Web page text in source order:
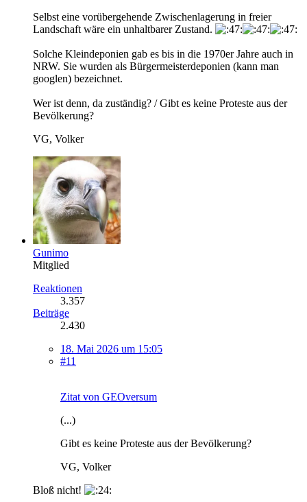
Selbst eine vorübergehende Zwischenlagerung in freier
Landschaft wäre ein unhaltbarer Zustand.
Solche Kleindeponien gab es bis in die 1970er Jahre auch in
NRW. Sie wurden als Bürgermeisterdeponien (kann man
googlen) bezeichnet.
Wer ist denn, da zuständig? / Gibt es keine Proteste aus der
Bevölkerung?
VG, Volker
Gunimo
Mitglied
Reaktionen
3.357
Beiträge
2.430
18. Mai 2026 um 15:05
#11
Zitat von GEOversum
(...)
Gibt es keine Proteste aus der Bevölkerung?
VG, Volker
Bloß nicht!